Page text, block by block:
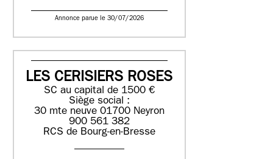
Annonce parue le 30/07/2026
LES CERISIERS ROSES
SC au capital de 1500 €
Siège social :
30 mte neuve 01700 Neyron
900 561 382
RCS de Bourg-en-Bresse